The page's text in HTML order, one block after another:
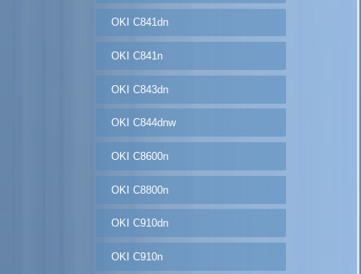
OKI C841dn
OKI C841n
OKI C843dn
OKI C844dnw
OKI C8600n
OKI C8800n
OKI C910dn
OKI C910n